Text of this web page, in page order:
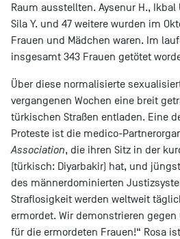
Raum ausstellten. Aysenur H., Ikbal
Sila Y. und 47 weitere wurden im
Frauen und Mädchen waren. Im
insgesamt 343 Frauen getötet
Über diese normalisierte
vergangenen Wochen eine breit
türkischen Straßen entladen. Eine
Proteste ist die medico-
Association, die ihren Sitz in der
(türkisch: Diyarbakir) hat, und
des männerdominierten
Straflosigkeit werden weltweit
ermordet. Wir demonstrieren gegen
für die ermordeten Frauen!“ Rosa